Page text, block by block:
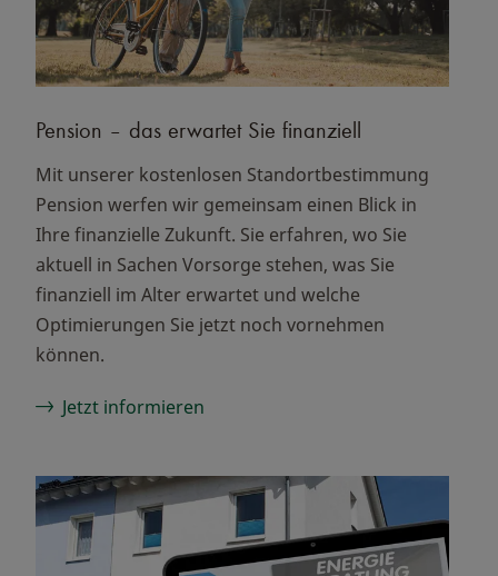
Pension – das erwartet Sie finanziell
Mit unserer kostenlosen Standortbestimmung
Pension werfen wir gemeinsam einen Blick in
Ihre finanzielle Zukunft. Sie erfahren, wo Sie
aktuell in Sachen Vorsorge stehen, was Sie
finanziell im Alter erwartet und welche
Optimierungen Sie jetzt noch vornehmen
können.
Jetzt informieren